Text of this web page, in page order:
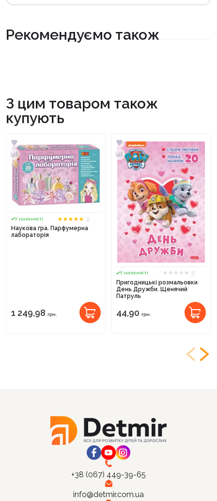
Рекомендуємо також
З цим товаром також
купують
У наявності
2
Наукова гра. Парфумерна
лабораторія
1 249,98 грн.
У наявності
0
Пригодницькі розмальовки
День Дружби. Щенячий
Патруль
44,90 грн.
+38 (067) 449-39-65
info@detmir.com.ua